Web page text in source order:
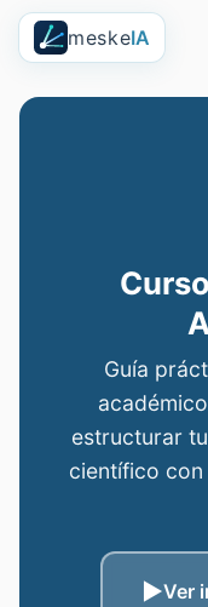
meskeIA
Guía
estructurar
científico con
▶️Ver